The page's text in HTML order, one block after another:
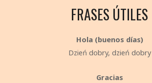
FRASES ÚTILES
Hola (buenos días)
Dzień dobry, dzień dobry
Gracias